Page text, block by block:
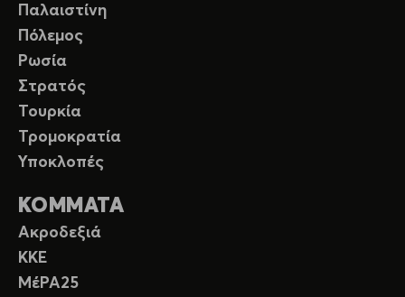
Παλαιστίνη
Πόλεμος
Ρωσία
Στρατός
Τουρκία
Τρομοκρατία
Υποκλοπές
ΚΟΜΜΑΤΑ
Ακροδεξιά
ΚΚΕ
ΜέΡΑ25